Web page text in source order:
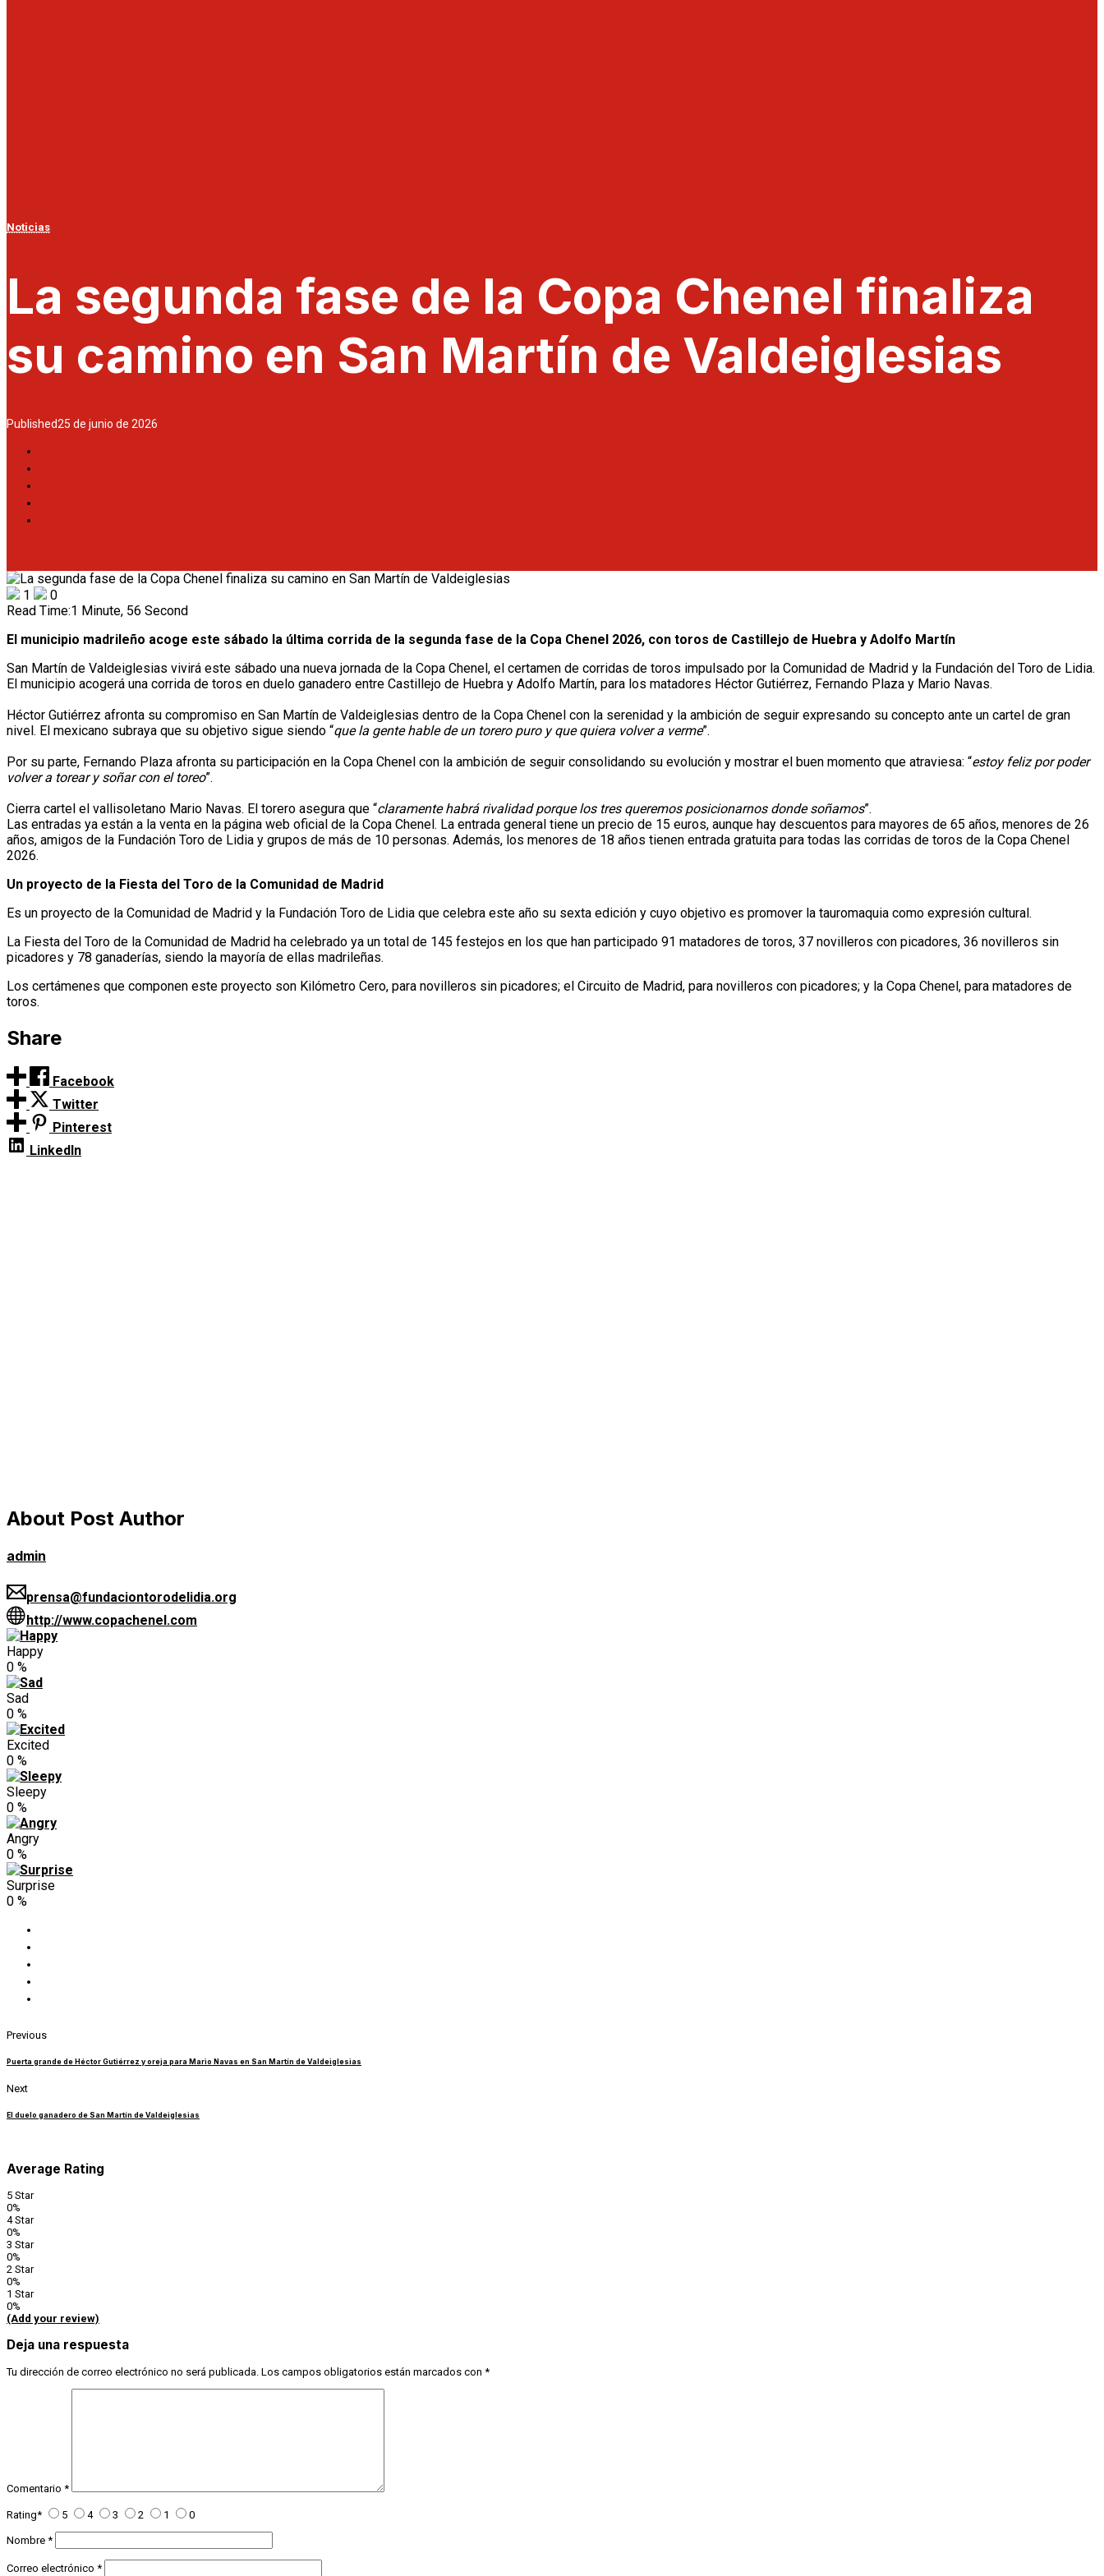
Noticias
La segunda fase de la Copa Chenel finaliza
su camino en San Martín de Valdeiglesias
Published25 de junio de 2026
1
0
Read Time:1 Minute, 56 Second
El municipio madrileño acoge este sábado la última corrida de la segunda fase de la Copa Chenel 2026, con toros de Castillejo de Huebra y Adolfo Martín
San Martín de Valdeiglesias vivirá este sábado una nueva jornada de la Copa Chenel, el certamen de corridas de toros impulsado por la Comunidad de Madrid y la Fundación del Toro de Lidia.
El municipio acogerá una corrida de toros en duelo ganadero entre Castillejo de Huebra y Adolfo Martín, para los matadores Héctor Gutiérrez, Fernando Plaza y Mario Navas.
Héctor Gutiérrez afronta su compromiso en San Martín de Valdeiglesias dentro de la Copa Chenel con la serenidad y la ambición de seguir expresando su concepto ante un cartel de gran
nivel. El mexicano subraya que su objetivo sigue siendo “que la gente hable de un torero puro y que quiera volver a verme”.
Por su parte, Fernando Plaza afronta su participación en la Copa Chenel con la ambición de seguir consolidando su evolución y mostrar el buen momento que atraviesa: “estoy feliz por poder
volver a torear y soñar con el toreo”.
Cierra cartel el vallisoletano Mario Navas. El torero asegura que “claramente habrá rivalidad porque los tres queremos posicionarnos donde soñamos”.
Las entradas ya están a la venta en la página web oficial de la Copa Chenel. La entrada general tiene un precio de 15 euros, aunque hay descuentos para mayores de 65 años, menores de 26
años, amigos de la Fundación Toro de Lidia y grupos de más de 10 personas. Además, los menores de 18 años tienen entrada gratuita para todas las corridas de toros de la Copa Chenel
2026.
Un proyecto de la Fiesta del Toro de la Comunidad de Madrid
Es un proyecto de la Comunidad de Madrid y la Fundación Toro de Lidia que celebra este año su sexta edición y cuyo objetivo es promover la tauromaquia como expresión cultural.
La Fiesta del Toro de la Comunidad de Madrid ha celebrado ya un total de 145 festejos en los que han participado 91 matadores de toros, 37 novilleros con picadores, 36 novilleros sin
picadores y 78 ganaderías, siendo la mayoría de ellas madrileñas.
Los certámenes que componen este proyecto son Kilómetro Cero, para novilleros sin picadores; el Circuito de Madrid, para novilleros con picadores; y la Copa Chenel, para matadores de
toros.
Share
Facebook
Twitter
Pinterest
LinkedIn
About Post Author
admin
prensa@fundaciontorodelidia.org
http://www.copachenel.com
Happy
0 %
Sad
0 %
Excited
0 %
Sleepy
0 %
Angry
0 %
Surprise
0 %
Previous
Puerta grande de Héctor Gutiérrez y oreja para Mario Navas en San Martín de Valdeiglesias
Next
El duelo ganadero de San Martín de Valdeiglesias
Average Rating
5 Star
0%
4 Star
0%
3 Star
0%
2 Star
0%
1 Star
0%
(Add your review)
Deja una respuesta
Tu dirección de correo electrónico no será publicada. Los campos obligatorios están marcados con *
Comentario *
Rating* 5 4 3 2 1 0
Nombre *
Correo electrónico *